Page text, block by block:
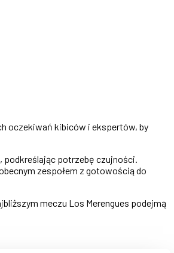
oczekiwań kibiców i ekspertów, by
podkreślając potrzebę czujności.
zespołem z gotowością do
meczu Los Merengues podejmą